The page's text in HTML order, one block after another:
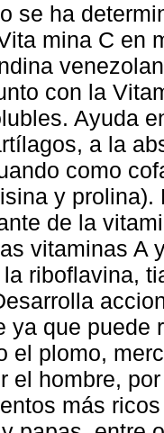
se ha
mina C en
con la
Ayuda
a la
como
y
de la
vitaminas A
riboflavina,
ya que puede
el plomo,
el hombre,
más